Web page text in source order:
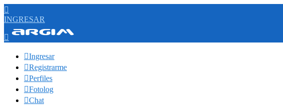

INGRESAR

Ingresar
Registrarme
Perfiles
Fotolog
Chat